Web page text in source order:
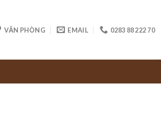
VĂN PHÒNG EMAIL 0283 88 222 70